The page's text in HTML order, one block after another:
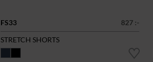
FS33
827 :-
STRETCH SHORTS